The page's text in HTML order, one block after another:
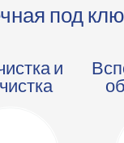
под
и